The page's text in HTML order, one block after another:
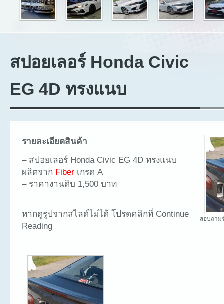
สปอยเลอร์ Honda Civic
EG 4D ทรงแนบ
สอบถาม
รายละเอียดสินค้า
– สปอยเลอร์ Honda Civic EG 4D ทรงแนบ
ผลิตจาก Fiber เกรด A
– ราคางานดิบ 1,500 บาท
หากดูรูปจากสไลด์ไม่ได้ โปรดคลิกที่ Continue
Reading